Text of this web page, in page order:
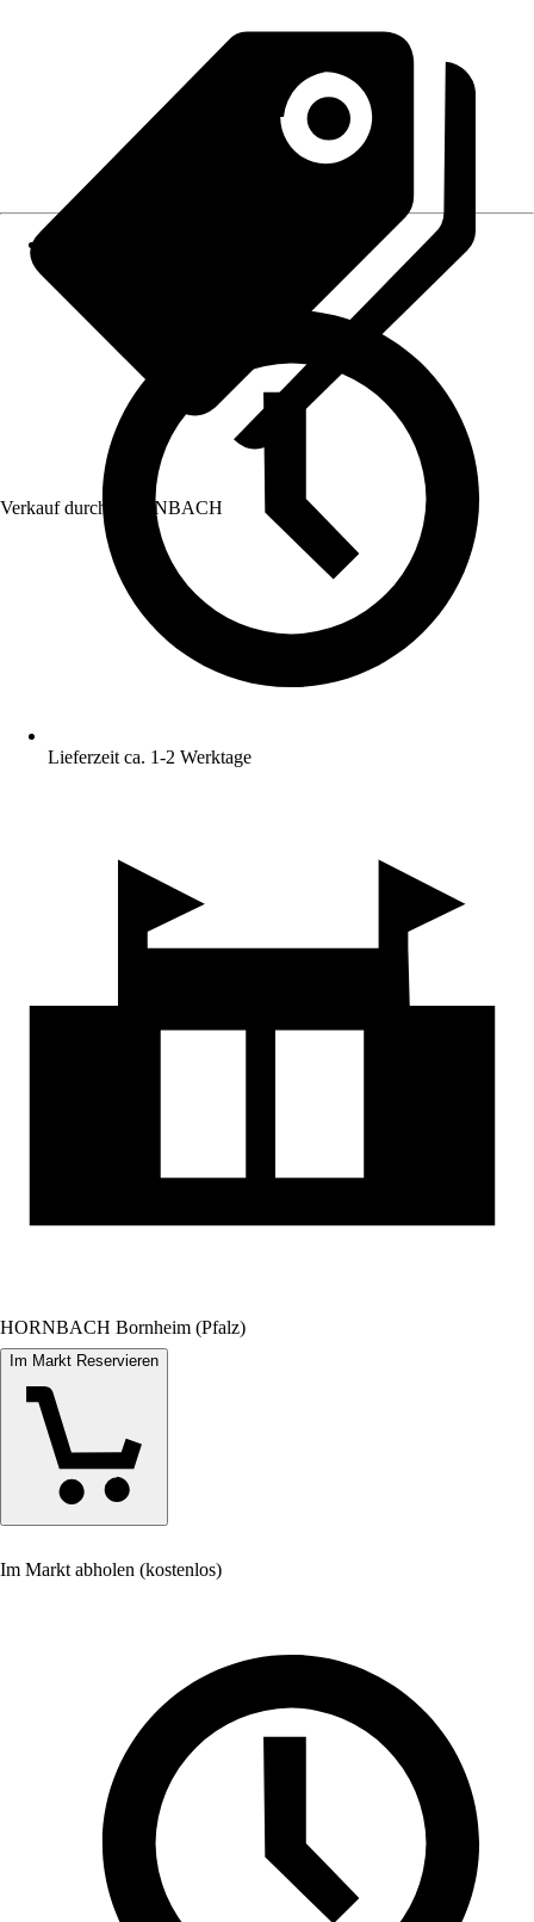
Verkauf durch: HORNBACH
Lieferzeit ca. 1-2 Werktage
HORNBACH Bornheim (Pfalz)
Im Markt Reservieren
Im Markt abholen (kostenlos)